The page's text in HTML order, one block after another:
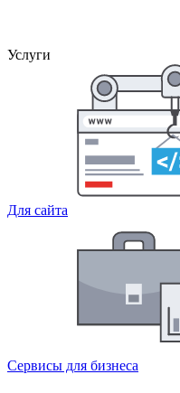
Услуги
Для сайта
Сервисы для бизнеса